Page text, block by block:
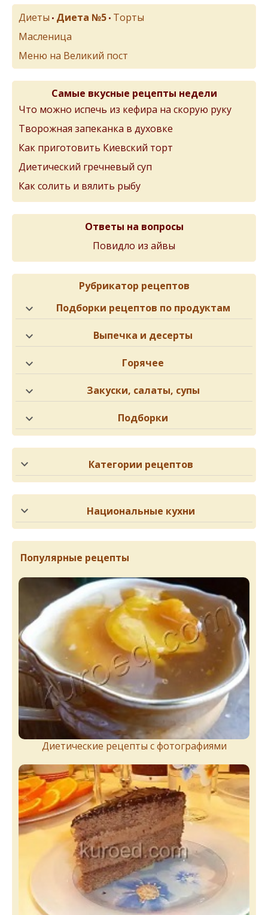
Диеты • Диета №5 • Торты
Масленица
Меню на Великий пост
Самые вкусные рецепты недели
Что можно испечь из кефира на скорую руку
Творожная запеканка в духовке
Как приготовить Киевский торт
Диетический гречневый суп
Как солить и вялить рыбу
Ответы на вопросы
Повидло из айвы
Рубрикатор рецептов
Подборки рецептов по продуктам
Выпечка и десерты
Горячее
Закуски, салаты, супы
Подборки
Категории рецептов
Национальные кухни
Популярные рецепты
Диетические рецепты с фотографиями